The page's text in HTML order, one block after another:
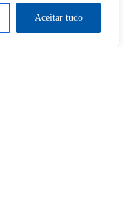
Aceitar tudo